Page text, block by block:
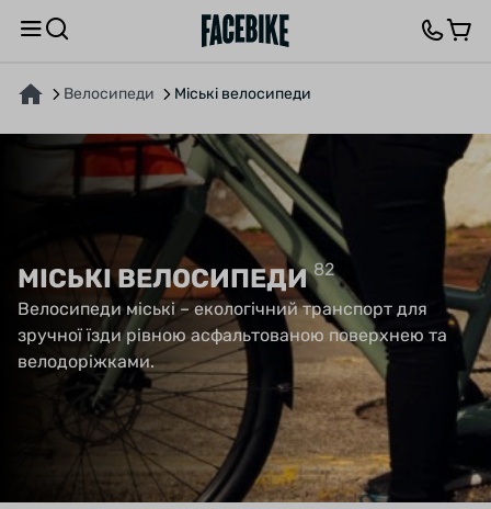
Велосипеди Міські велосипеди
МІСЬКІ ВЕЛОСИПЕДИ82
Велосипеди міські – екологічний транспорт для
зручної їзди рівною асфальтованою поверхнею та
велодоріжками.